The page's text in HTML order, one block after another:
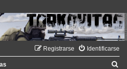
Identificarse
Registrarse